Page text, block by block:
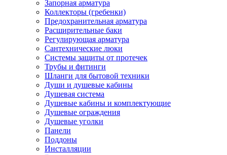
Запорная арматура
Коллекторы (гребенки)
Предохранительная арматура
Расширительные баки
Регулирующая арматура
Сантехнические люки
Системы защиты от протечек
Трубы и фитинги
Шланги для бытовой техники
Души и душевые кабины
Душевая система
Душевые кабины и комплектующие
Душевые ограждения
Душевые уголки
Панели
Поддоны
Инсталляции